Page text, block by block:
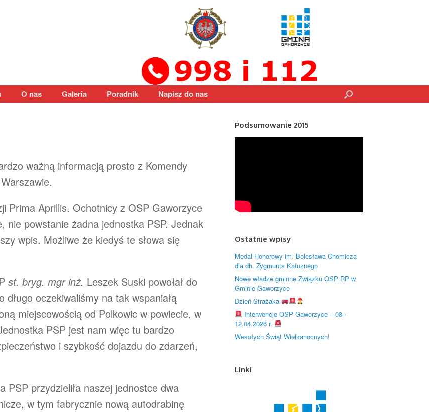
O nas Galeria Poradnik Napisz do nas
ważną informacją prosto z Komendy
Prima Aprillis. Ochotnicy z OSP Gaworzyce
nie powstanie żadna jednostka PSP. Jednak
wpis. Możliwe że kiedyś te słowa się
st. bryg. mgr inż. Leszek Suski powołał do
oczekiwaliśmy na tak wspaniałą
miejscowością od Polkowic w powiecie, w
PSP jest nam więc tu bardzo
i szybkość dojazdu do zdarzeń,
PSP przydzieliła naszej jednostce dwa
w tym fabrycznie nową autodrabinę
Podsumowanie 2015
Ostatnie wpisy
Medal Honorowy im. Bolesława Chomicza
dla dh. Zygmunta Kałużnego
Nowe władze gminne Związku OSP RP w
Gminie Gaworzyce
Dzień Strażaka
Interwencje OSP Gaworzyce – 08–
12.04.2026 r.
Wesołych Świąt Wielkanocnych!
Linki